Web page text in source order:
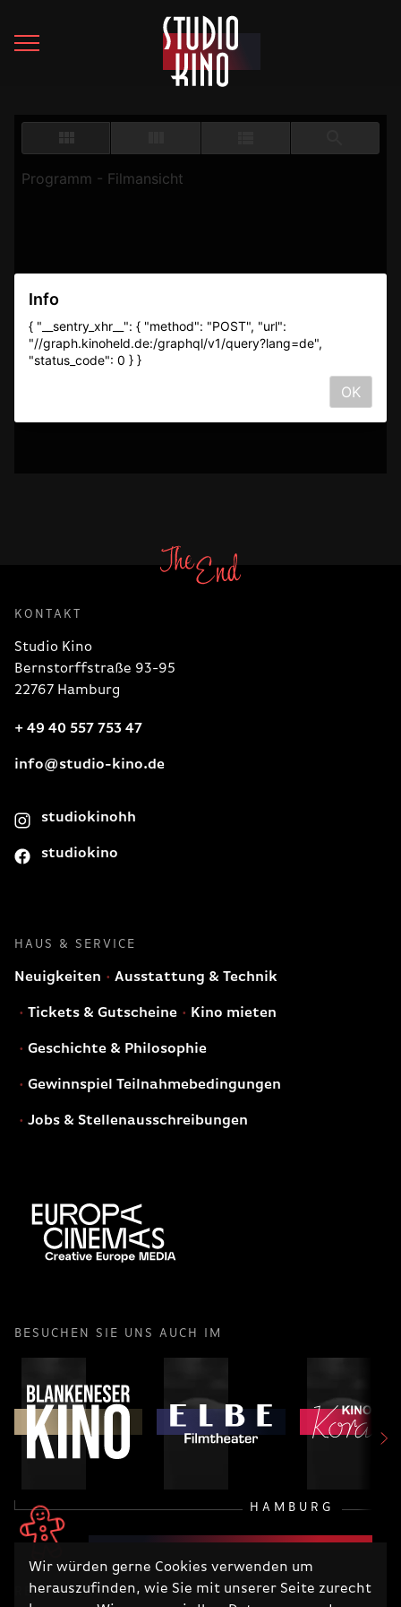
Wir würden gerne Cookies verwenden um
herauszufinden, wie Sie mit unserer Seite zurecht
KONTAKT
Studio Kino
Bernstorffstraße 93-95
22767 Hamburg
+ 49 40 557 753 47
info@studio-kino.de
studiokinohh
studiokino
HAUS & SERVICE
Neuigkeiten Ausstattung & Technik
Tickets & Gutscheine Kino mieten
Geschichte & Philosophie
Gewinnspiel Teilnahmebedingungen
Jobs & Stellenausschreibungen
BESUCHEN SIE UNS AUCH IM
HAMBURG
RECHTLICHES